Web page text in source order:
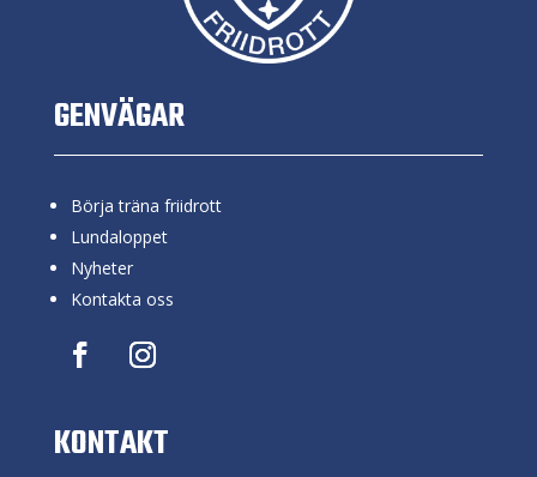
GENVÄGAR
Börja träna friidrott
Lundaloppet
Nyheter
Kontakta oss
KONTAKT